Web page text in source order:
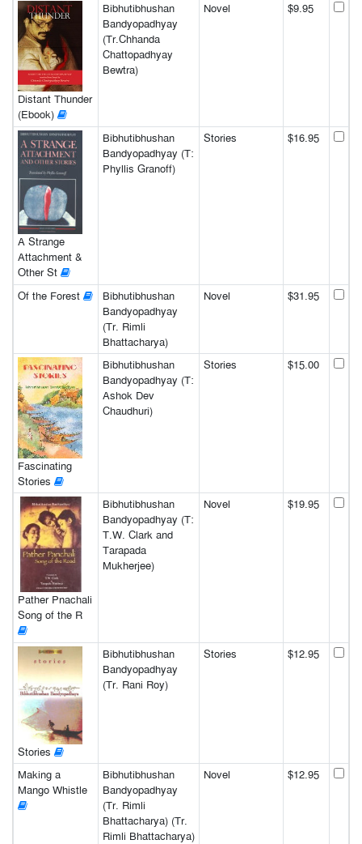
Distant Thunder
(Ebook)
Bibhutibhushan
Bandyopadhyay
(Tr.Chhanda
Chattopadhyay
Bewtra)
Novel $9.95
A Strange
Attachment &
Other St
Bibhutibhushan
Bandyopadhyay (T:
Phyllis Granoff)
Stories $16.95
Of the Forest
Bibhutibhushan
Bandyopadhyay
(Tr. Rimli
Bhattacharya)
Novel $31.95
Fascinating
Stories
Bibhutibhushan
Bandyopadhyay (T:
Ashok Dev
Chaudhuri)
Stories $15.00
Pather Pnachali
Song of the R
Bibhutibhushan
Bandyopadhyay (T:
T.W. Clark and
Tarapada
Mukherjee)
Novel $19.95
Stories
Bibhutibhushan
Bandyopadhyay
(Tr. Rani Roy)
Stories $12.95
Making a
Mango Whistle
Bibhutibhushan
Bandyopadhyay
(Tr. Rimli
Bhattacharya) (Tr.
Rimli Bhattacharya)
Novel $12.95